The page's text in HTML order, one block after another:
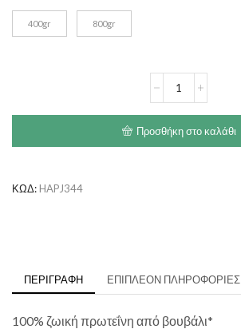
€3.00
through
400gr 800gr
Βουβάλι
ποσότητα
Προσθήκη στο καλάθι
ΚΩΔ: HAPJ344
ΠΕΡΙΓΡΑΦΉ ΕΠΙΠΛΈΟΝ ΠΛΗΡΟΦΟΡΊΕΣ
100% ζωική πρωτεΐνη από βουβάλι*